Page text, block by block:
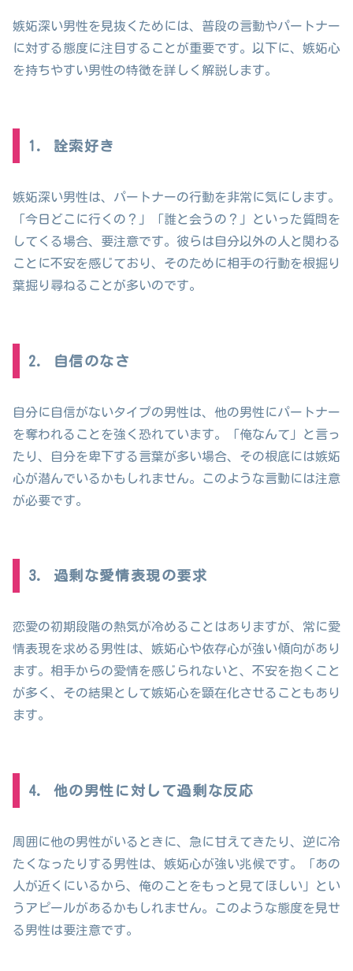
嫉妬深い男性を見抜くためには、普段の言動やパートナー
に対する態度に注目することが重要です。以下に、嫉妬心
を持ちやすい男性の特徴を詳しく解説します。
1. 詮索好き
嫉妬深い男性は、パートナーの行動を非常に気にします。
「今日どこに行くの？」「誰と会うの？」といった質問を
してくる場合、要注意です。彼らは自分以外の人と関わる
ことに不安を感じており、そのために相手の行動を根掘り
葉掘り尋ねることが多いのです。
2. 自信のなさ
自分に自信がないタイプの男性は、他の男性にパートナー
を奪われることを強く恐れています。「俺なんて」と言っ
たり、自分を卑下する言葉が多い場合、その根底には嫉妬
心が潜んでいるかもしれません。このような言動には注意
が必要です。
3. 過剰な愛情表現の要求
恋愛の初期段階の熱気が冷めることはありますが、常に愛
情表現を求める男性は、嫉妬心や依存心が強い傾向があり
ます。相手からの愛情を感じられないと、不安を抱くこと
が多く、その結果として嫉妬心を顕在化させることもあり
ます。
4. 他の男性に対して過剰な反応
周囲に他の男性がいるときに、急に甘えてきたり、逆に冷
たくなったりする男性は、嫉妬心が強い兆候です。「あの
人が近くにいるから、俺のことをもっと見てほしい」とい
うアピールがあるかもしれません。このような態度を見せ
る男性は要注意です。